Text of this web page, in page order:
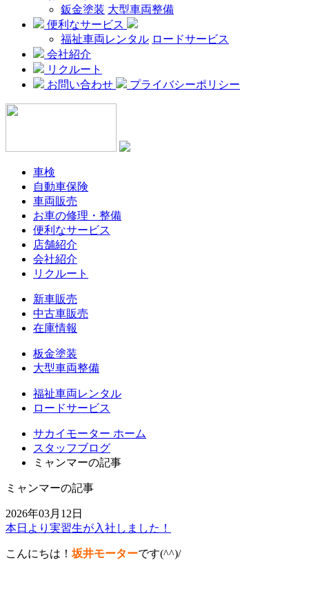
鈑金塗装 大型車両整備
便利なサービス
福祉車両レンタル ロードサービス
会社紹介
リクルート
お問い合わせ
プライバシーポリシー
車検
自動車保険
車両販売
お車の修理・整備
便利なサービス
店舗紹介
会社紹介
リクルート
新車販売
中古車販売
在庫情報
板金塗装
大型車両整備
福祉車両レンタル
ロードサービス
サカイモーター ホーム
スタッフブログ
ミャンマーの記事
ミャンマーの記事
2026年03月12日
本日より実習生が入社しました！
こんにちは！ 坂井モーターです(^^)/